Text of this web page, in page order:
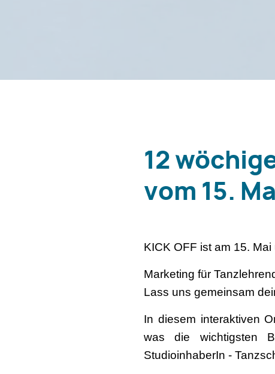
12
vom 15.
KICK OFF ist am 15.
Marketing für
Lass uns gemeinsam
In diesem interaktiven
was die wichtigsten
StudioinhaberIn -